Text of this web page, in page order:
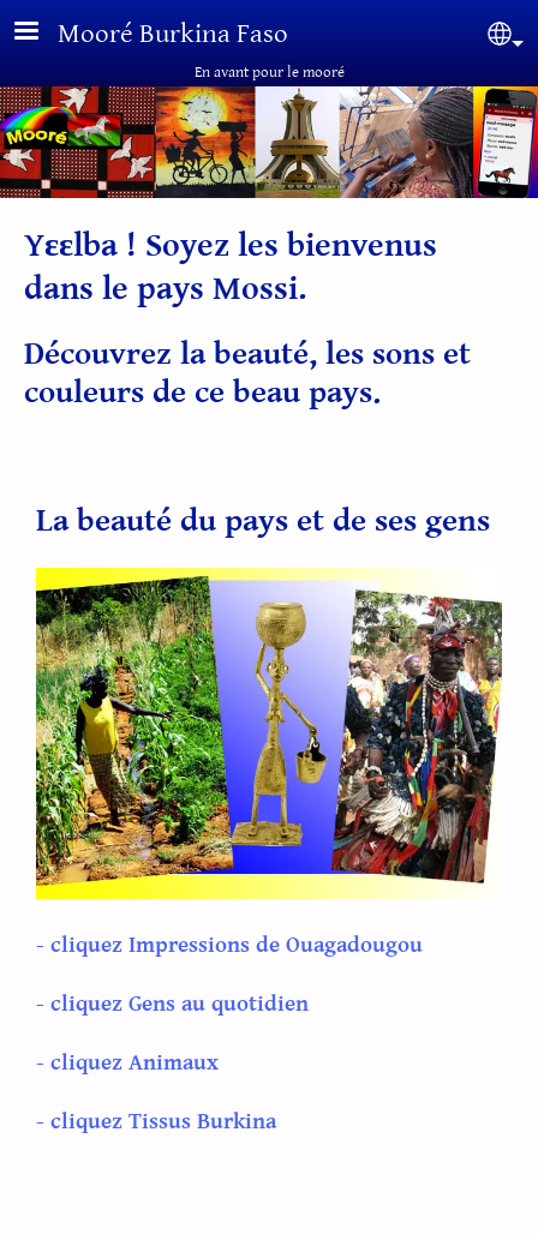
Aller au contenu principal
Mooré Burkina Faso
En avant pour le mooré
Yɛɛlba ! Soyez les bienvenus
dans le pays Mossi.
Découvrez la beauté, les sons et
couleurs de ce beau pays.
La beauté du pays et de ses gens
- cliquez Impressions de Ouagadougou
- cliquez Gens au quotidien
- cliquez Animaux
- cliquez Tissus Burkina